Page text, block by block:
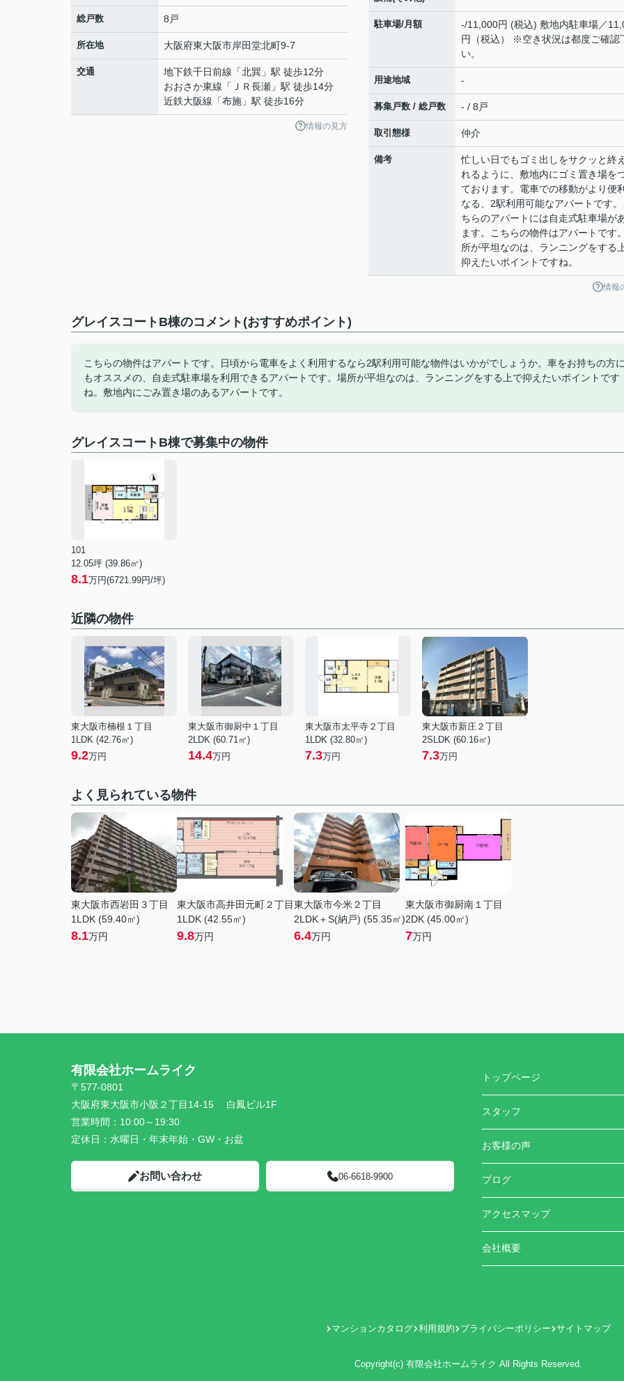
総戸数 8戸
所在地 大阪府東大阪市岸田堂北町9-7
交通 地下鉄千日前線 「北巽 」駅 徒歩12分
おおさか東線 「 ＪＲ長瀬 」駅 徒歩14分
近鉄大阪線 「布施 」駅 徒歩16分
情報の見方
駐車場/月額
-/11,000円 (税込) 敷地内駐車場／
円（税込） ※空き状況は都度ご確認
い。
用途地域 -
募集戸数 / 総戸数 - / 8戸
取引態様 仲介
備考
忙しい日でもゴミ出しをサクッと終
れるように、敷地内にゴミ置き場を
ております。電車での移動がより便
なる、2駅利用可能なアパートです。
ちらのアパートには自走式駐車場が
ます。こちらの物件はアパートです
所が平坦なのは、ランニングをする
抑えたいポイントですね。
情報
グレイスコートB棟のコメント(おすすめポイント)
こちらの物件はアパートです。日頃から電車をよく利用するなら2駅利用可能な物件はいかがでしょうか。車をお持ちの方に
もオススメの、自走式駐車場を利用できるアパートです。場所が平坦なのは、ランニングをする上で抑えたいポイントです
ね。敷地内にごみ置き場のあるアパートです。
グレイスコートB棟で募集中の物件
101
12.05坪 (39.86㎡)
8.1万円(6721.99円/坪)
近隣の物件
東大阪市楠根１丁目
1LDK (42.76㎡)
9.2万円
東大阪市御厨中１丁目
2LDK (60.71㎡)
14.4万円
東大阪市太平寺２丁目
1LDK (32.80㎡)
7.3万円
東大阪市新庄２丁目
2SLDK (60.16㎡)
7.3万円
よく見られている物件
東大阪市西岩田３丁目
1LDK (59.40㎡)
8.1万円
東大阪市高井田元町２丁目
1LDK (42.55㎡)
9.8万円
東大阪市今米２丁目
2LDK＋S(納戸) (55.35㎡)
6.4万円
東大阪市御厨南１丁目
2DK (45.00㎡)
7万円
有限会社ホームライク
〒577-0801
大阪府東大阪市小阪２丁目14-15 白鳳ビル1F
営業時間： 10:00～19:30
定休日： 水曜日・年末年始・GW・お盆
お問い合わせ 06-6618-9900
トップページ
スタッフ
お客様の声
ブログ
アクセスマップ
会社概要
マンションカタログ 利用規約 プライバシーポリシー サイトマップ
Copyright(c) 有限会社ホームライク All Rights Reserved.